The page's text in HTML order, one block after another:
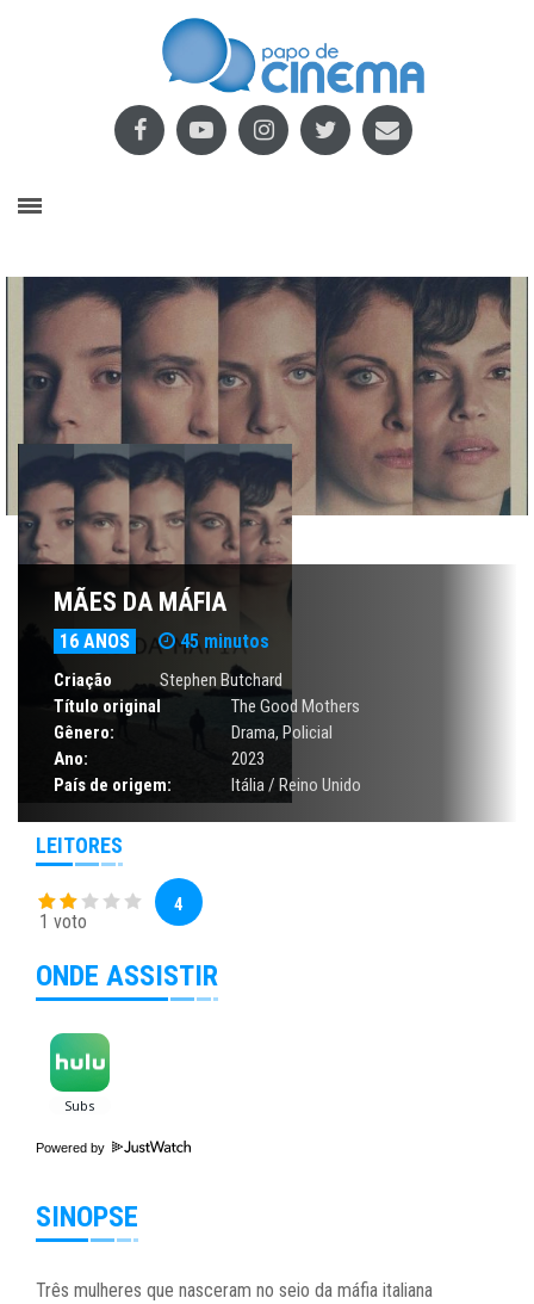
MÃES DA MÁFIA
16 ANOS 45 minutos
Criação
Stephen Butchard
Título original
The Good Mothers
Gênero:
Drama, Policial
Ano:
2023
País de origem:
Itália / Reino Unido
LEITORES
1 voto
4
ONDE ASSISTIR
Powered by
SINOPSE
Três mulheres que nasceram no seio da máfia italiana